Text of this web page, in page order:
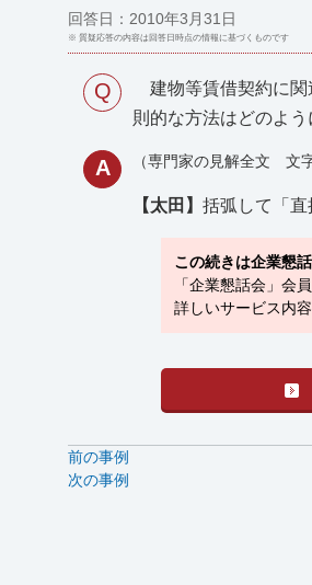
回答日：2010年3月31日
※ 質疑応答の内容は回答日時点の情報に基づくものです
Q
建物等賃借契約に関
則的な方法はどのよ
A （専門家の見解全文 文
【太田】括弧して「
この続きは企業懇
「企業懇話会」会
詳しいサービス内
前の事例
次の事例